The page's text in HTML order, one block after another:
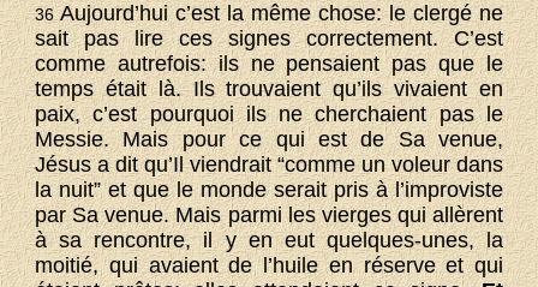
36Aujourd’hui c’est la même chose: le clergé ne
sait pas lire ces signes correctement. C’est
comme autrefois: ils ne pensaient pas que le
temps était là. Ils trouvaient qu’ils vivaient en
paix, c’est pourquoi ils ne cherchaient pas le
Messie. Mais pour ce qui est de Sa venue,
Jésus a dit qu’Il viendrait “comme un voleur dans
la nuit” et que le monde serait pris à l’improviste
par Sa venue. Mais parmi les vierges qui allèrent
à sa rencontre, il y en eut quelques-unes, la
moitié, qui avaient de l’huile en réserve et qui